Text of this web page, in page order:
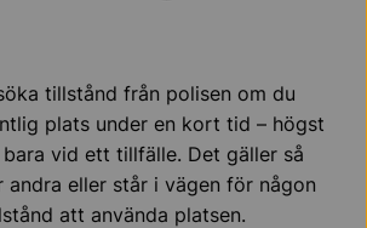
tillstånd från polisen om du
plats under en kort tid – högst
vid ett tillfälle. Det gäller så
andra eller står i vägen för någon
att använda platsen.